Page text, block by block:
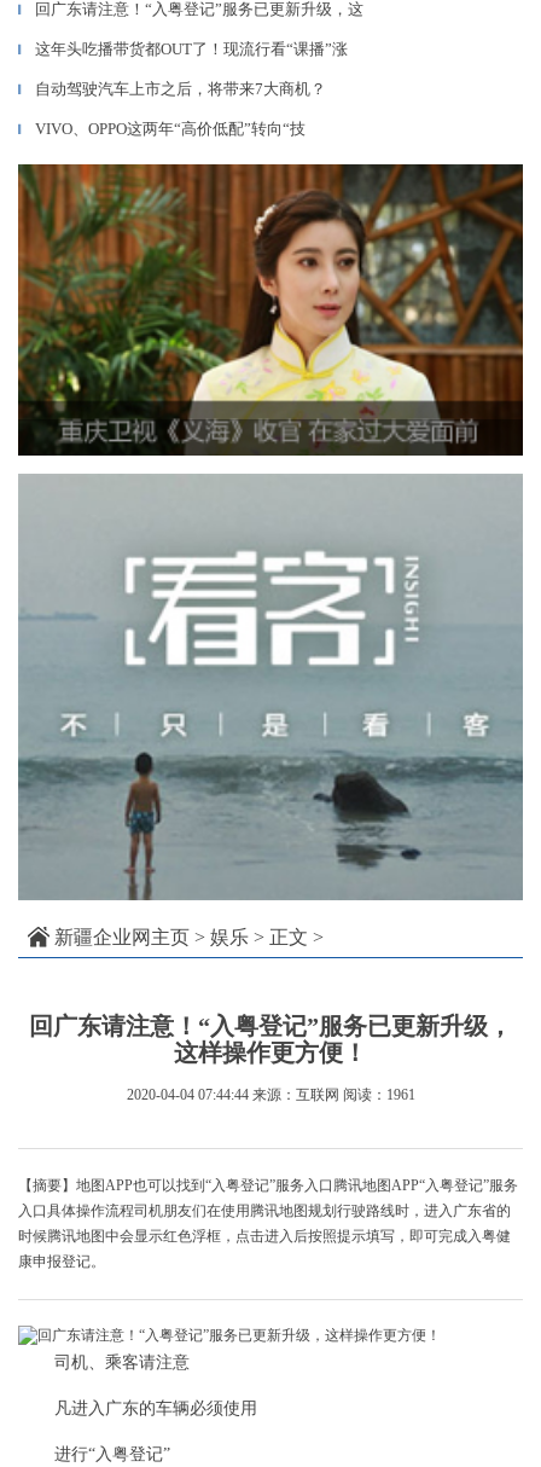
▎ 回广东请注意！“入粤登记”服务已更新升级，这
▎ 这年头吃播带货都OUT了！现流行看“课播”涨
▎ 自动驾驶汽车上市之后，将带来7大商机？
▎ VIVO、OPPO这两年“高价低配”转向“技
新疆企业网主页 > 娱乐 > 正文 >
回广东请注意！“入粤登记”服务已更新升级，
这样操作更方便！
2020-04-04 07:44:44 来源：互联网 阅读：1961
【摘要】地图APP也可以找到“入粤登记”服务入口腾讯地图APP“入粤登记”服务
入口具体操作流程司机朋友们在使用腾讯地图规划行驶路线时，进入广东省的
时候腾讯地图中会显示红色浮框，点击进入后按照提示填写，即可完成入粤健
康申报登记。
司机、乘客请注意
凡进入广东的车辆必须使用
进行“入粤登记”